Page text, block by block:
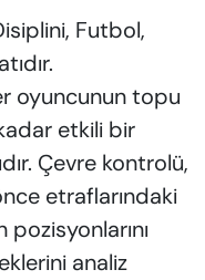
Futbol,
oyuncunun topu
etkili bir
Çevre kontrolü,
etraflarındaki
pozisyonlarını
analiz